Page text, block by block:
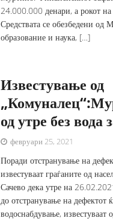
24.000.000 денари, а рокот
Средствата се обезбедени од
образование и наука, […]
Известување од
од утре без вода
февруари 25, 2021
Поради отстранување на
известуваат граѓаните од
Сачево дека утре на
до отстранување на дефектот
водоснабдување,